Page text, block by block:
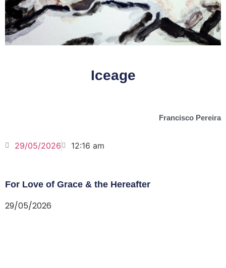
Iceage
Francisco Pereira
29/05/2026 12:16 am
For Love of Grace & the Hereafter
29/05/2026